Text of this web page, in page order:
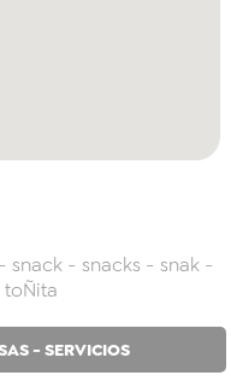
- snack - snacks - snak -
- SERVICIOS